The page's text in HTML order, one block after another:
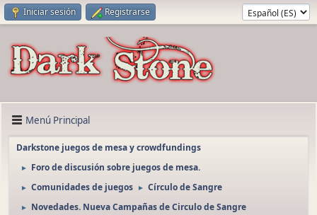
Iniciar sesión Registrarse
Menú Principal
Darkstone juegos de mesa y crowdfundings
► Foro de discusión sobre juegos de mesa.
► Comunidades de juegos ► Círculo de Sangre
► Novedades. Nueva Campañas de Circulo de Sangre